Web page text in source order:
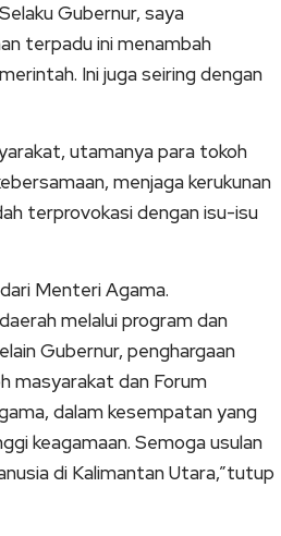
Gubernur, saya
terpadu ini menambah
Ini juga seiring dengan
utamanya para tokoh
menjaga kerukunan
terprovokasi dengan isu-isu
Menteri Agama.
melalui program dan
Gubernur, penghargaan
masyarakat dan Forum
dalam kesempatan yang
keagamaan. Semoga usulan
di Kalimantan Utara,”tutup